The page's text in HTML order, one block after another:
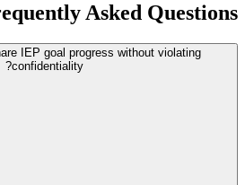
Asked Questions
IEP goal progress without violating
confidentiality?